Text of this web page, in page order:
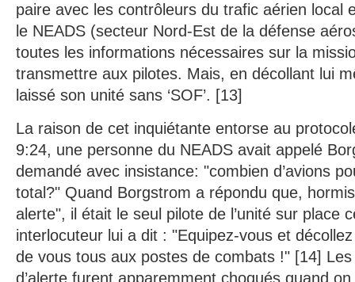
paire avec les contrôleurs du trafic aérien local
le NEADS (secteur Nord-Est de la défense
toutes les informations nécessaires sur la
transmettre aux pilotes. Mais, en décollant lui
laissé son unité sans ‘SOF’. [13]
La raison de cet inquiétante entorse au
9:24, une personne du NEADS avait appelé
demandé avec insistance: "combien d’avions
total?" Quand Borgstrom a répondu que,
alerte", il était le seul pilote de l’unité sur place
interlocuteur lui a dit : "Equipez-vous et
de vous tous aux postes de combats !" [14]
d’alerte furent apparemment choqués quand